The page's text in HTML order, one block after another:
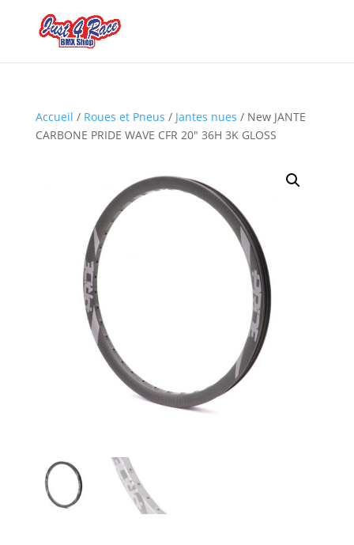
Accueil / Roues et Pneus / Jantes nues / New JANTE
CARBONE PRIDE WAVE CFR 20″ 36H 3K GLOSS